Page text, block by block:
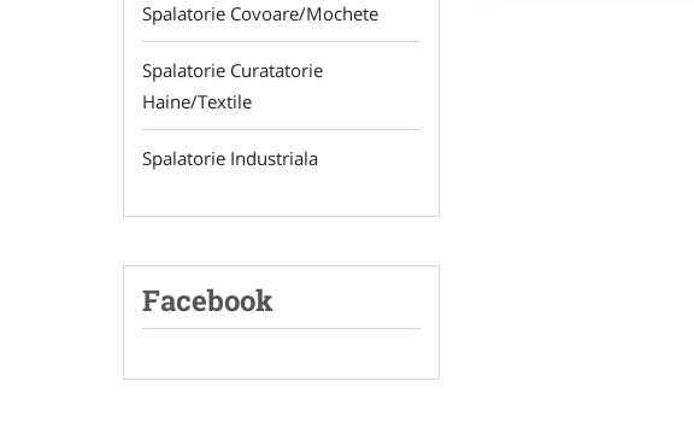
Spalatorie Covoare/Mochete
Spalatorie Curatatorie
Haine/Textile
Spalatorie Industriala
Facebook